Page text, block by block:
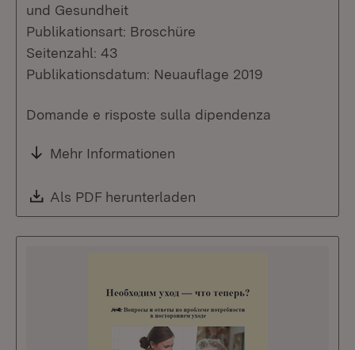
und Gesundheit
Publikationsart: Broschüre
Seitenzahl: 43
Publikationsdatum: Neuauflage 2019
Domande e risposte sulla dipendenza
Mehr Informationen
Download:
Als PDF herunterladen